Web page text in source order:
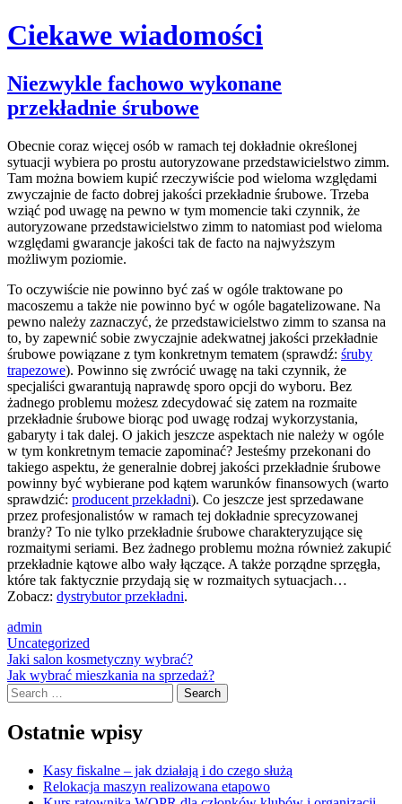
Ciekawe wiadomości
Skip
to
content
Niezwykle fachowo wykonane
przekładnie śrubowe
Obecnie coraz więcej osób w ramach tej dokładnie określonej
sytuacji wybiera po prostu autoryzowane przedstawicielstwo zimm.
Tam można bowiem kupić rzeczywiście pod wieloma względami
zwyczajnie de facto dobrej jakości przekładnie śrubowe. Trzeba
wziąć pod uwagę na pewno w tym momencie taki czynnik, że
autoryzowane przedstawicielstwo zimm to natomiast pod wieloma
względami gwarancje jakości tak de facto na najwyższym
możliwym poziomie.
To oczywiście nie powinno być zaś w ogóle traktowane po
macoszemu a także nie powinno być w ogóle bagatelizowane. Na
pewno należy zaznaczyć, że przedstawicielstwo zimm to szansa na
to, by zapewnić sobie zwyczajnie adekwatnej jakości przekładnie
śrubowe powiązane z tym konkretnym tematem (sprawdź: śruby
trapezowe). Powinno się zwrócić uwagę na taki czynnik, że
specjaliści gwarantują naprawdę sporo opcji do wyboru. Bez
żadnego problemu możesz zdecydować się zatem na rozmaite
przekładnie śrubowe biorąc pod uwagę rodzaj wykorzystania,
gabaryty i tak dalej. O jakich jeszcze aspektach nie należy w ogóle
w tym konkretnym temacie zapominać? Jesteśmy przekonani do
takiego aspektu, że generalnie dobrej jakości przekładnie śrubowe
powinny być wybierane pod kątem warunków finansowych (warto
sprawdzić: producent przekładni). Co jeszcze jest sprzedawane
przez profesjonalistów w ramach tej dokładnie sprecyzowanej
branży? To nie tylko przekładnie śrubowe charakteryzujące się
rozmaitymi seriami. Bez żadnego problemu można również zakupić
przekładnie kątowe albo wały łączące. A także porządne sprzęgła,
które tak faktycznie przydają się w rozmaitych sytuacjach…
Zobacz: dystrybutor przekładni.
admin
Uncategorized
Post
navigation
Jaki salon kosmetyczny wybrać?
Jak wybrać mieszkania na sprzedaż?
Search
Ostatnie wpisy
Kasy fiskalne – jak działają i do czego służą
Relokacja maszyn realizowana etapowo